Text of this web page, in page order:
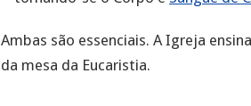
Ambas são essenciais. A Igreja
da mesa da Eucaristia.